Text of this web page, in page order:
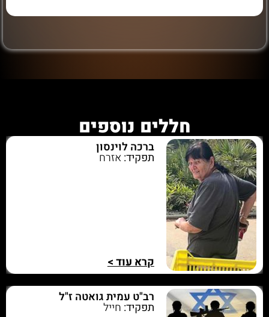
חללים נוספים
ברכה לוינסון
תפקיד: אזרח
קרא עוד >
רב"ט עמית גואטה ז"ל
תפקיד: חייל